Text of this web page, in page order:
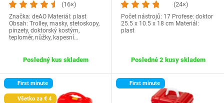
(16×)
Značka: deAO Materiál: plast
Obsah: Trolley, masky, stetoskopy,
pinzety, doktorský kostým,
teploměr, nůžky, kapesní…
Posledný kus skladem
(24×)
Počet nástrojů: 17 Profese: doktor
‎25.5 x 10.5 x 18 cm Materiál:
plast
Posledné 2 kusy skladem
First minute
Všetko za € 4
First minute